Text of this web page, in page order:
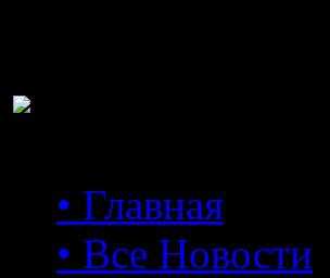
• Главная
• Все Новости